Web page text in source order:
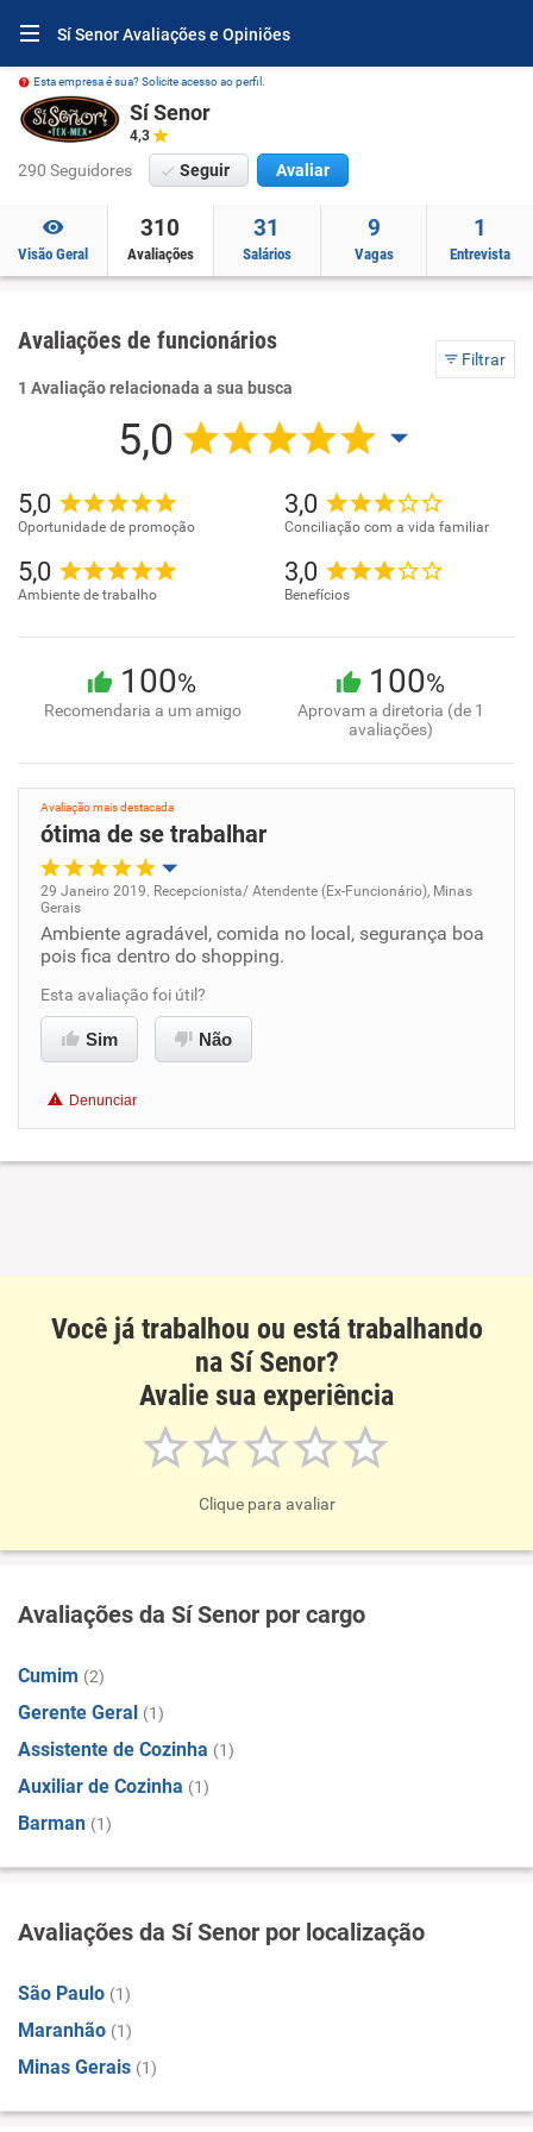
Sí Senor Avaliações e Opiniões
Esta empresa é sua? Solicite acesso ao perfil.
Sí Senor
4,3
290 Seguidores Seguir Avaliar
Visão Geral
310
Avaliações
31
Salários
9
Vagas
1
Entrevista
Avaliações de funcionários
Filtrar
1 Avaliação relacionada a sua busca
5,0
5,0
Oportunidade de promoção
3,0
Conciliação com a vida familiar
5,0
Ambiente de trabalho
3,0
Benefícios
100%
Recomendaria a um amigo
100%
Aprovam a diretoria (de 1
avaliações)
Avaliação mais destacada
ótima de se trabalhar
Oportunidade de promoção
Conciliação com a vida familiar
Benefícios
Recomenda esta empresa
29 Janeiro 2019. Recepcionista/ Atendente (Ex-Funcionário), Minas
Gerais
Ambiente agradável, comida no local, segurança boa
pois fica dentro do shopping.
Esta avaliação foi útil?
Sim Não
Denunciar
Você já trabalhou ou está trabalhando
na Sí Senor?
Avalie sua experiência
Clique para avaliar
Avaliações da Sí Senor por cargo
Cumim (2)
Gerente Geral (1)
Assistente de Cozinha (1)
Auxiliar de Cozinha (1)
Barman (1)
Avaliações da Sí Senor por localização
São Paulo (1)
Maranhão (1)
Minas Gerais (1)